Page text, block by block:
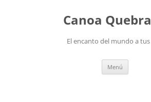
Canoa
El encanto del mundo a tus
Menú